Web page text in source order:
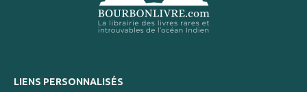
LIENS PERSONNALISÉS